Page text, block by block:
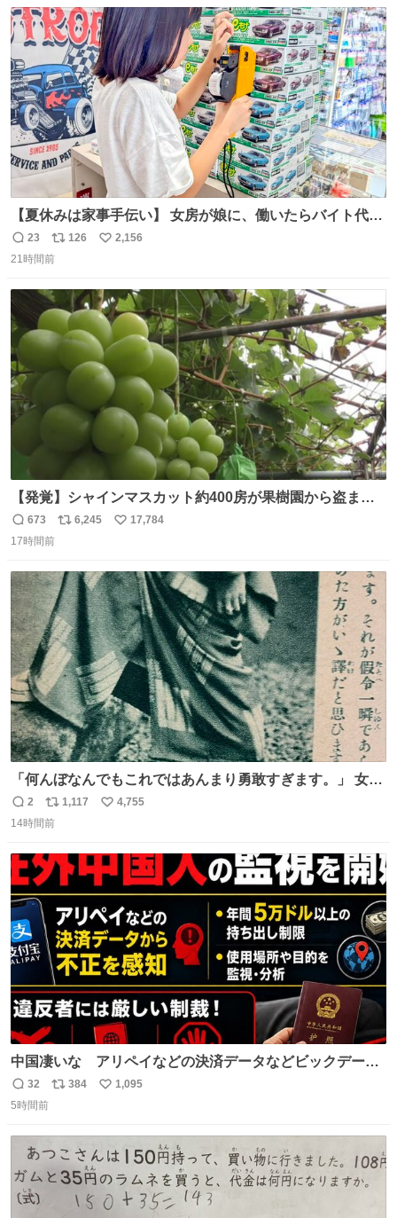
ト
数
数
【夏休みは家事手伝い】 女房が娘に、働いたらバイト代も
らえば？と言ったら、娘は、いらない、と言って黙々と働
いてくれました。 あとでソフトクリーム買ってやろうと思
返
信
23
リ
ポ
ト
数
126
い
数
2,156
21時間前
【発覚】シャインマスカット約400房が果樹園から盗まれ
る 栃木・佐野市 news.livedoor.com/article/detail… 被害
に遭った果樹園には防犯カメラなどはなく、シャインマス
今年に入って同様の被害は確認されておらず、警察はパト
ロールを強化する。
返
信
673
リ
ト
数
6,245
い
数
17,784
17時間前
「何んぼなんでもこれではあんまり勇敢すぎます。」 女性
の立ち振る舞い指南コーナーで、大股を「下品」や「はし
たない」という言葉を使わず「勇敢すぎます」と洒落っ気
っていきたい… （昭和4年婦人倶楽部新年号より）
返
信
2
リ
ポ
ト
数
1,117
い
数
4,755
14時間前
中国凄いな アリペイなどの決済データなどビックデータ
で海外にいる中国人の監視をはじめ、多額の資金決済など
があれば帰国命令を出しはじめたらしい。そして、パスポ
返
信
32
リ
ト
384
い
数
1,095
5時間前